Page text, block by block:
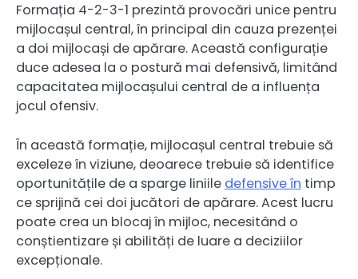
Formația 4-2-3-1 prezintă provocări unice pentru
mijlocașul central, în principal din cauza prezenței
a doi mijlocași de apărare. Această configurație
duce adesea la o postură mai defensivă, limitând
capacitatea mijlocașului central de a influența
jocul ofensiv.
În această formație, mijlocașul central trebuie să
exceleze în viziune, deoarece trebuie să identifice
oportunitățile de a sparge liniile defensive în timp
ce sprijină cei doi jucători de apărare. Acest lucru
poate crea un blocaj în mijloc, necesitând o
conștientizare și abilități de luare a deciziilor
excepționale.